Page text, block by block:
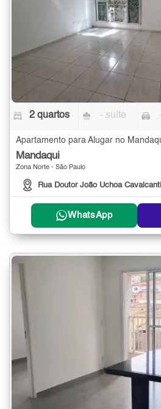
2 quartos - suíte
Apartamento para Alugar no
Mandaqui
Zona Norte - São Paulo
Rua Doutor João Uchoa Cavalcanti
WhatsApp